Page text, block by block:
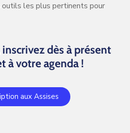
les plus pertinents pour
dès à présent
à votre agenda !
aux Assises